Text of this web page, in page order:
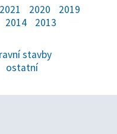
2021 2020
2019
2014
2013
stavby
ostatní